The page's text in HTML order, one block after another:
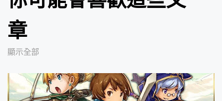
章
顯示全部